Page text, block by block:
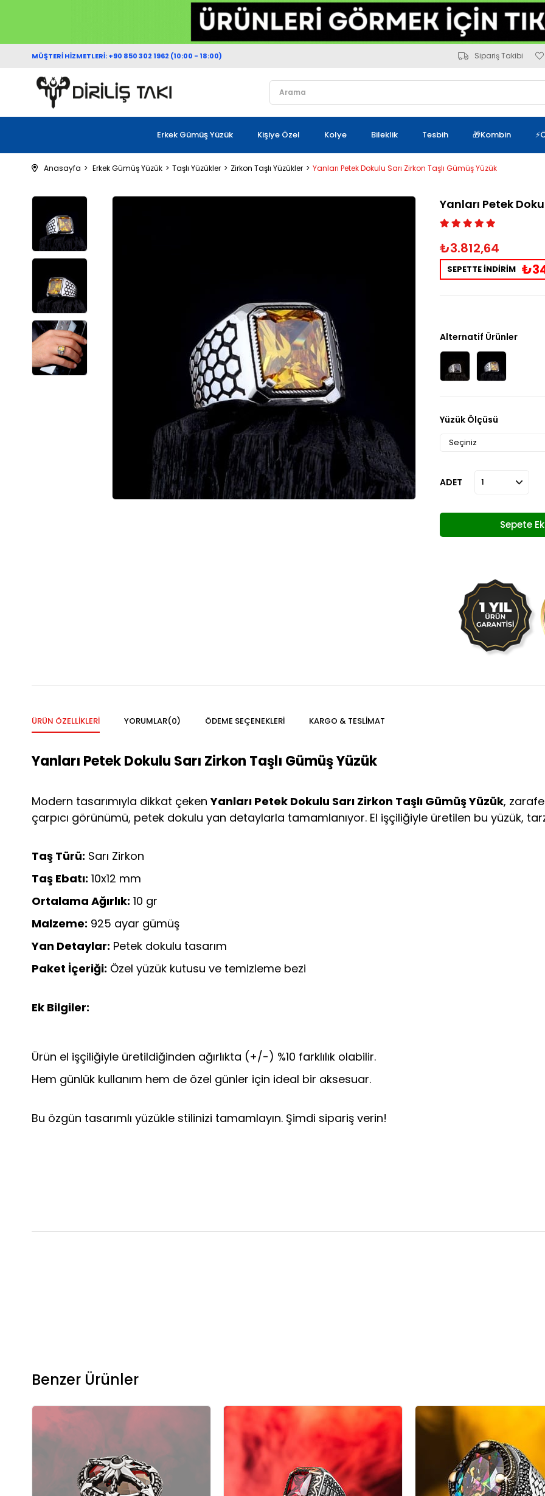
MÜŞTERİ HİZMETLERİ: +90 850 302 1962 (10:00 - 18:00) Sipariş Takibi
Erkek Gümüş Yüzük Kişiye Özel Kolye Bileklik Tesbih 🎁Kombin
Anasayfa Erkek Gümüş Yüzük Taşlı Yüzükler Zirkon Taşlı Yüzükler Yanları Petek Dokulu Sarı Zirkon Taşlı Gümüş Yüzük
Yanları Petek
₺3.812,64
SEPETTE İNDİRİM
Alternatif Ürünler
Yüzük Ölçüsü
ADET
ÜRÜN ÖZELLIKLERI YORUMLAR(0) ÖDEME SEÇENEKLERI KARGO & TESLIMAT
Yanları Petek Dokulu Sarı Zirkon Taşlı Gümüş Yüzük
Modern tasarımıyla dikkat çekenYanları Petek Dokulu Sarı Zirkon Taşlı Gümüş Yüzük,
çarpıcı görünümü, petek dokulu yan detaylarla tamamlanıyor. El işçiliğiyle üretilen bu yüzük,
Taş Türü: Sarı Zirkon
Taş Ebatı: 10x12 mm
Ortalama Ağırlık: 10 gr
Malzeme: 925 ayar gümüş
Yan Detaylar: Petek dokulu tasarım
Paket İçeriği: Özel yüzük kutusu ve temizleme bezi
Ek Bilgiler:
Ürün el işçiliğiyle üretildiğinden ağırlıkta (+/-) %10 farklılık olabilir.
Hem günlük kullanım hem de özel günler için ideal bir aksesuar.
Bu özgün tasarımlı yüzükle stilinizi tamamlayın. Şimdi sipariş verin!
Benzer Ürünler